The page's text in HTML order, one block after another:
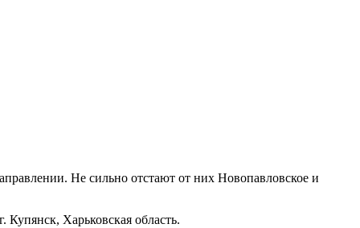
Не сильно отстают от них Новопавловское и
Купянск, Харьковская область.